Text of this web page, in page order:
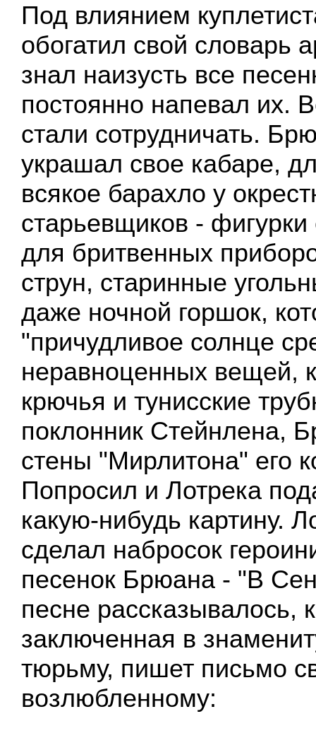
Под влиянием
обогатил свой словарь
знал наизусть все
постоянно напевал их.
стали сотрудничать.
украшал свое кабаре,
всякое барахло у
старьевщиков -
для бритвенных
струн, старинные
даже ночной горшок,
"причудливое солнце
неравноценных вещей,
крючья и тунисские
поклонник Стейнлена,
стены "Мирлитона" его
Попросил и Лотрека
какую-нибудь картину.
сделал набросок
песенок Брюана - "В
песне рассказывалось,
заключенная в
тюрьму, пишет письмо
возлюбленному: